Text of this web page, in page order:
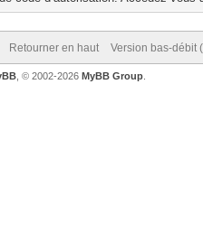
Retourner en haut Version bas-débit
, © 2002-2026 MyBB Group.